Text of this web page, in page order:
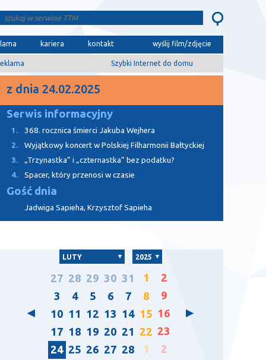
kariera kontakt wyślij film/zdjęcie
Szybki Internet do domu
z dnia 24.02.2025
Serwis informacyjny
1.
368. rocznica śmierci Jakuba Wejhera
2.
Wyjątkowy koncert w Polskiej Filharmonii Bałtyckiej
3.
„Trzynastka” i „czternastka” bez podatku?
4.
Spacer, który przenosi w czasie
Gość dnia
Jadwiga Sapieha, Krzysztof Sapieha
LUTY 2025
27 28 29 30 31 1
2
3
4 5 6 7 8
9
10 11 12 13 14 15 16
17 18 19 20 21 22 23
24 25 26 27 28 1
2